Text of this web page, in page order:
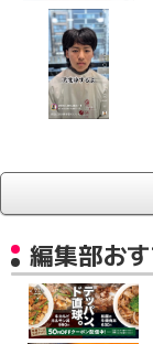
編集部お